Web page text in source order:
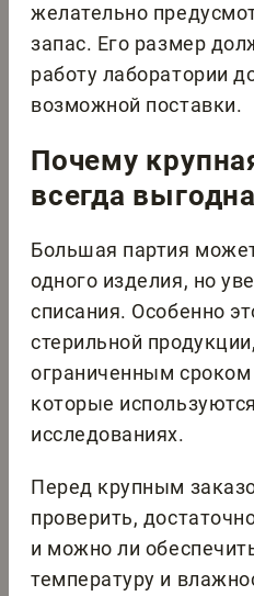
желательно
запас. Его размер
работу лаборатории
возможной поставки.
Почему
всегда выгодна
Большая партия
одного изделия, но
списания. Особенно
стерильной
ограниченным сроком
которые
исследованиях.
Перед крупным
проверить,
и можно ли
температуру и